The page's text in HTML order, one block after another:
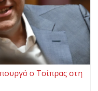
ο Τσίπρας στη